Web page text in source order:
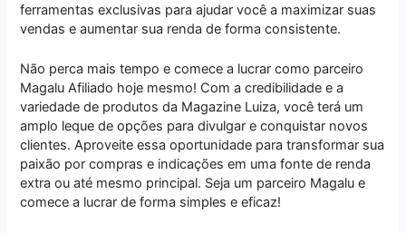
ferramentas exclusivas para ajudar você a maximizar suas
vendas e aumentar sua renda de forma consistente.
Não perca mais tempo e comece a lucrar como parceiro
Magalu Afiliado hoje mesmo! Com a credibilidade e a
variedade de produtos da Magazine Luiza, você terá um
amplo leque de opções para divulgar e conquistar novos
clientes. Aproveite essa oportunidade para transformar sua
paixão por compras e indicações em uma fonte de renda
extra ou até mesmo principal. Seja um parceiro Magalu e
comece a lucrar de forma simples e eficaz!